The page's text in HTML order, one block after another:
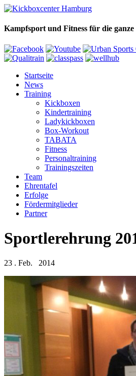
Kampfsport und Fitness für die ganze
Startseite
News
Training
Kickboxen
Kindertraining
Ladykickboxen
Box-Workout
TABATA
Fitness
Personaltraining
Trainingszeiten
Team
Ehrentafel
Erfolge
Fördermitglieder
Partner
Sportlerehrung
23 . Feb. 2014